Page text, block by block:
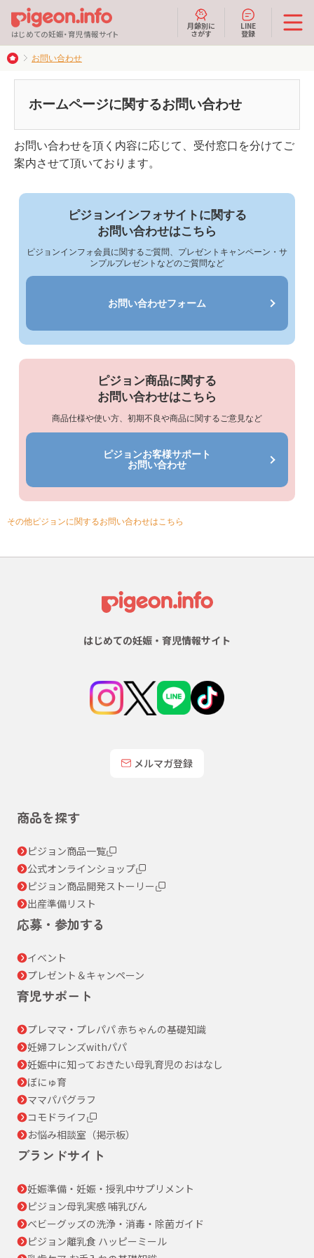
はじめての妊娠・育児情報サイト
月齢別に
さがす
LINE
登録
お問い合わせ
ホームページに関するお問い合わせ
お問い合わせを頂く内容に応じて、受付窓口を分けてご
案内させて頂いております。
ピジョンインフォサイトに関する
お問い合わせはこちら
ピジョンインフォ会員に関するご質問、プレゼントキャンペーン・サ
ンプルプレゼントなどのご質問など
お問い合わせフォーム
ピジョン商品に関する
お問い合わせはこちら
商品仕様や使い方、初期不良や商品に関するご意見など
ピジョンお客様サポート
お問い合わせ
その他ピジョンに関するお問い合わせはこちら
はじめての妊娠・育児情報サイト
メルマガ登録
商品を探す
ピジョン商品一覧
公式オンラインショップ
ピジョン商品開発ストーリー
出産準備リスト
応募・参加する
イベント
プレゼント＆キャンペーン
育児サポート
プレママ・プレパパ 赤ちゃんの基礎知識
妊婦フレンズwithパパ
妊娠中に知っておきたい母乳育児のおはなし
ぼにゅ育
ママパパグラフ
コモドライフ
お悩み相談室（掲示板）
ブランドサイト
妊娠準備・妊娠・授乳中サプリメント
ピジョン母乳実感 哺乳びん
ベビーグッズの洗浄・消毒・除菌ガイド
ピジョン離乳食 ハッピーミール